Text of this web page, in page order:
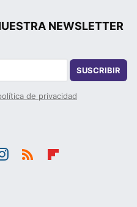
NEWSLETTER
SUSCRIBIR
de privacidad